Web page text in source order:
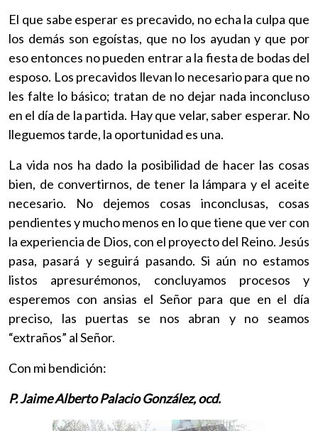
El que sabe esperar es precavido, no echa la culpa que
los demás son egoístas, que no los ayudan y que por
eso entonces no pueden entrar a la fiesta de bodas del
esposo. Los precavidos llevan lo necesario para que no
les falte lo básico; tratan de no dejar nada inconcluso
en el día de la partida. Hay que velar, saber esperar. No
lleguemos tarde, la oportunidad es una.
La vida nos ha dado la posibilidad de hacer las cosas
bien, de convertirnos, de tener la lámpara y el aceite
necesario. No dejemos cosas inconclusas, cosas
pendientes y mucho menos en lo que tiene que ver con
la experiencia de Dios, con el proyecto del Reino. Jesús
pasa, pasará y seguirá pasando. Si aún no estamos
listos apresurémonos, concluyamos procesos y
esperemos con ansias el Señor para que en el día
preciso, las puertas se nos abran y no seamos
“extraños” al Señor.
Con mi bendición:
P. Jaime Alberto Palacio González, ocd.